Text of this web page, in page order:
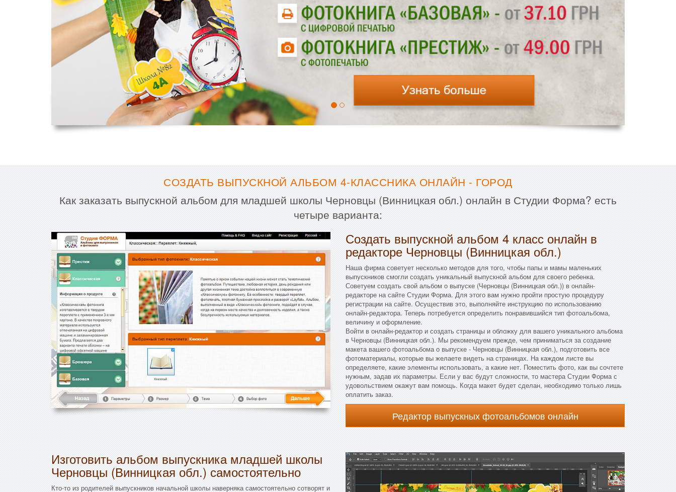
СОЗДАТЬ ВЫПУСКНОЙ АЛЬБОМ 4-КЛАССНИКА ОНЛАЙН - ГОРОД
Как заказать выпускной альбом для младшей школы Черновцы (Винницкая обл.) онлайн в Студии Форма? есть
четыре варианта:
Создать выпускной альбом 4 класс онлайн в
редакторе Черновцы (Винницкая обл.)
Наша фирма советует несколько методов для того, чтобы папы и мамы маленьких
выпускников смогли создать уникальный выпускной альбом для своего ребенка.
Советуем создать свой альбом о выпуске (Черновцы (Винницкая обл.)) в онлайн-
редакторе на сайте Студии Форма. Для этого вам нужно пройти простую процедуру
регистрации на сайте. Осуществив это, выполняйте инструкцию по использованию
онлайн-редактора. Теперь потребуется определить понравившийся тип фотоальбома,
величину и оформление.
Войти в онлайн-редактор и создать страницы и обложку для вашего уникального альбома
в Черновцы (Винницкая обл.). Мы рекомендуем прежде, чем приниматься за создание
макета вашего фотоальбома о выпуске - Черновцы (Винницкая обл.), подготовить все
фотоматериалы, которые вы желаете видеть на страницах. На каждом листе вы
определяете, какие элементы использовать, а какие нет. Поместить фото, как вы сочтете
нужным, задав их параметры. Если у вас будут сложности, то мастера Студии Форма с
удовольствием окажут вам помощь. Когда макет будет сделан, необходимо только лишь
оплатить заказ.
Редактор выпускных фотоальбомов онлайн
Изготовить альбом выпускника младшей школы
Черновцы (Винницкая обл.) самостоятельно
Кто-то из родителей выпускников начальной школы наверняка самостоятельно сотворят и